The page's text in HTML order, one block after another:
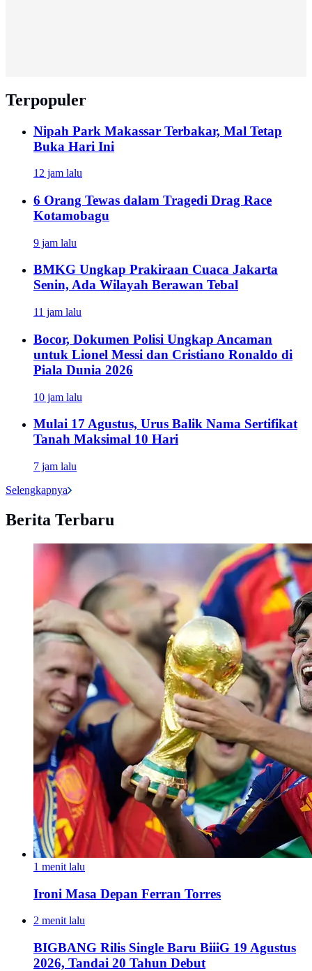
Terpopuler
Nipah Park Makassar Terbakar, Mal Tetap
Buka Hari Ini
12 jam lalu
6 Orang Tewas dalam Tragedi Drag Race
Kotamobagu
9 jam lalu
BMKG Ungkap Prakiraan Cuaca Jakarta
Senin, Ada Wilayah Berawan Tebal
11 jam lalu
Bocor, Dokumen Polisi Ungkap Ancaman
untuk Lionel Messi dan Cristiano Ronaldo di
Piala Dunia 2026
10 jam lalu
Mulai 17 Agustus, Urus Balik Nama Sertifikat
Tanah Maksimal 10 Hari
7 jam lalu
Selengkapnya
Berita Terbaru
1 menit lalu
Ironi Masa Depan Ferran Torres
2 menit lalu
BIGBANG Rilis Single Baru BiiiG 19 Agustus
2026, Tandai 20 Tahun Debut